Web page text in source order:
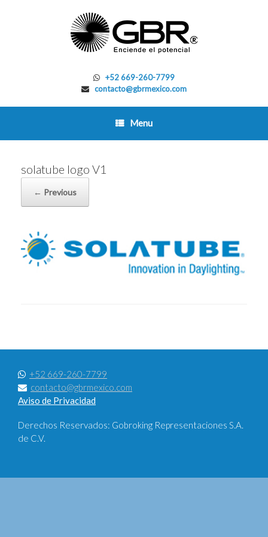
+52 669-260-7799
contacto@gbrmexico.com
Menu
solatube logo V1
← Previous
+52 669-260-7799
contacto@gbrmexico.com
Aviso de Privacidad
Derechos Reservados: Gobroking Representaciones S.A.
de C.V.